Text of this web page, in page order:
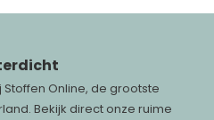
Online, de grootste
Bekijk direct onze ruime